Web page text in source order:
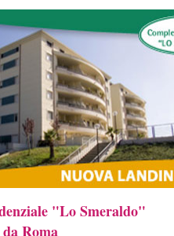
"Lo Smeraldo"
Roma